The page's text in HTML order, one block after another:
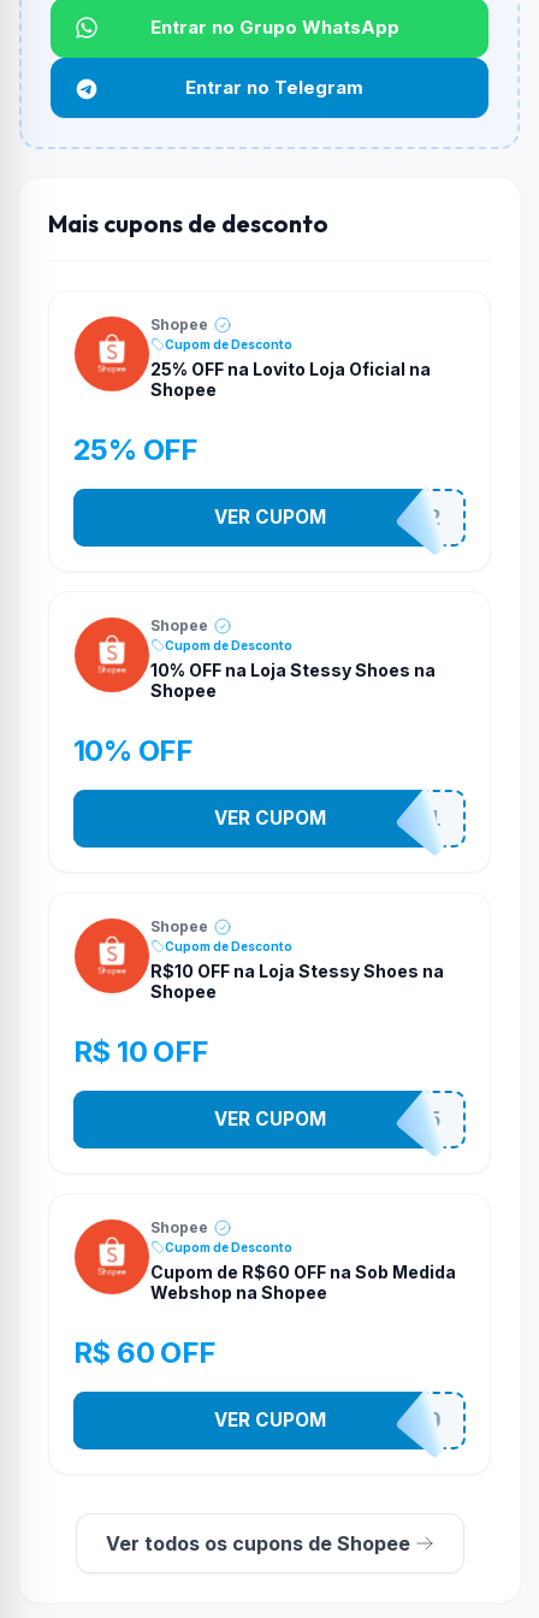
Funciona em qualquer produto?
Não necessariamente. Depende de itens participantes
e alguns vendedores ou produtos especificos podem
não aceitar cupons.
Entrar no Grupo WhatsApp
Entrar no Telegram
Mais cupons de desconto
Shopee
Cupom de Desconto
25% OFF na Lovito Loja Oficial na
Shopee
25% OFF
141525852
VER CUPOM
Shopee
Cupom de Desconto
10% OFF na Loja Stessy Shoes na
Shopee
10% OFF
STES2541
VER CUPOM
Shopee
Cupom de Desconto
R$10 OFF na Loja Stessy Shoes na
Shopee
R$ 10 OFF
STES2525
VER CUPOM
Shopee
Cupom de Desconto
Cupom de R$60 OFF na Sob Medida
Webshop na Shopee
R$ 60 OFF
SOBM60400
VER CUPOM
Ver todos os cupons de Shopee